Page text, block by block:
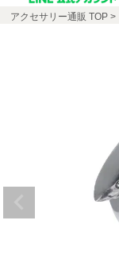
アクセサリー通販 TOP